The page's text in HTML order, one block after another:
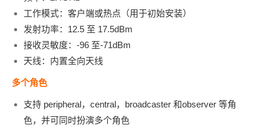
工作模式：客户端或热点（用于初始安装）
发射功率：12.5 至 17.5dBm
接收灵敏度：-96 至-71dBm
天线：内置全向天线
多个角色
支持 peripheral，central，broadcaster 和observer 等角
色，并可同时扮演多个角色